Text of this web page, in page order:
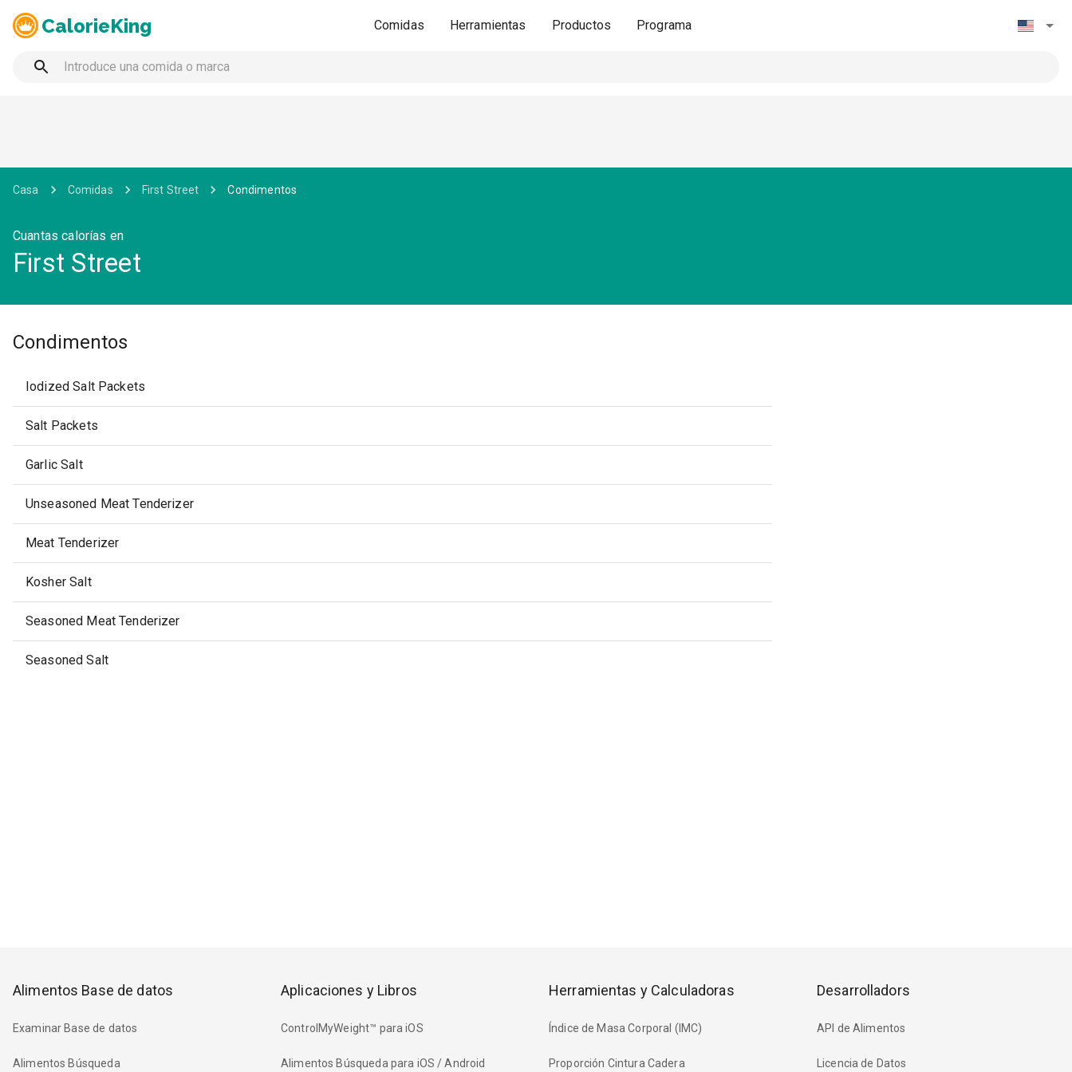
CalorieKing Comidas Herramientas Productos Programa
Casa Comidas First Street Condimentos
Cuantas calorías en
First Street
Condimentos
Iodized Salt Packets
Salt Packets
Garlic Salt
Unseasoned Meat Tenderizer
Meat Tenderizer
Kosher Salt
Seasoned Meat Tenderizer
Seasoned Salt
Alimentos Base de datos
Examinar Base de datos
Alimentos Búsqueda
Aplicaciones y Libros
ControlMyWeight™ para iOS
Alimentos Búsqueda para iOS / Android
Herramientas y Calculadoras
Índice de Masa Corporal (IMC)
Proporción Cintura Cadera
Desarrolladors
API de Alimentos
Licencia de Datos